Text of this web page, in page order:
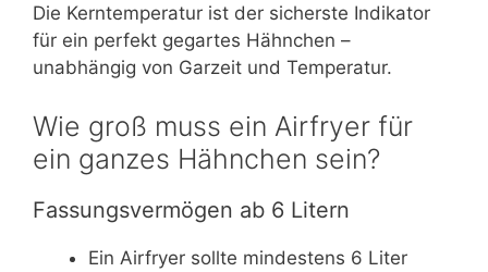
Die Kerntemperatur ist der sicherste Indikator
für ein perfekt gegartes Hähnchen –
unabhängig von Garzeit und Temperatur.
Wie groß muss ein Airfryer für
ein ganzes Hähnchen sein?
Fassungsvermögen ab 6 Litern
Ein Airfryer sollte mindestens 6 Liter